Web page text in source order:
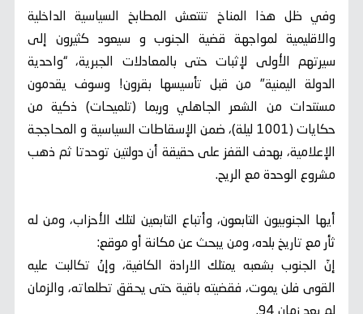
وفي ظل هذا المناخ تنتعش المطابخ السياسية الداخلية
والاقليمية لمواجهة قضية الجنوب و سيعود كثيرون إلى
سيرتهم الأولى لإثبات حتى بالمعادلات الجبرية، “واحدية
الدولة اليمنية" من قبل تأسيسها بقرون! وسوف يقدمون
مستندات من الشعر الجاهلي وربما (تلميحات) ذكية من
حكايات (1001 ليلة)، ضمن الإسقاطات السياسية و المحاججة
الإعلامية، بهدف القفز على حقيقة أن دولتين توحدتا ثم ذهب
مشروع الوحدة مع الريح.
أيها الجنوبيون التابعون، وأتباع التابعين لتلك الأحزاب، ومن له
ثأر مع تاريخ بلده، ومن يبحث عن مكانة أو موقع:
إنّ الجنوب بشعبه يمتلك الارادة الكافية، وإنْ تكالبت عليه
القوى فلن يموت، فقضيته باقية حتى يحقق تطلعاته، والزمان